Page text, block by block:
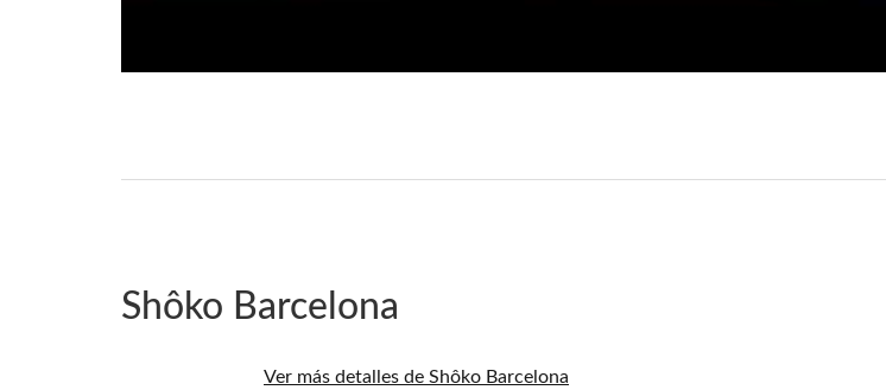
Shôko Barcelona
Ver más detalles de Shôko Barcelona